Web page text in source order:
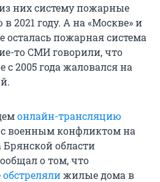
них систему пожарные
2021 году. А на «Москве» и
осталась пожарная система
то СМИ говорили, что
2005 года жаловался на
онлайн-трансляцию
военным конфликтом на
Брянской области
о том, что
обстрелялижилые дома в